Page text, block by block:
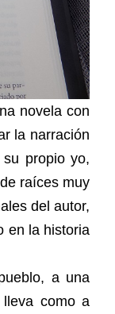
novela con
la narración
propio yo,
raíces muy
del autor,
en la historia
a una
como a